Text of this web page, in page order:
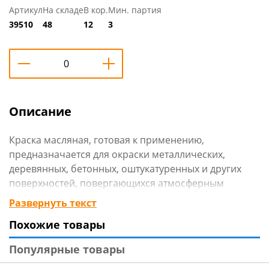
Артикул
39510
На складе
48
В кор.
12
Мин. партия
3
Описание
Краска масляная, готовая к применению,
предназначается для окраски металлических,
деревянных, бетонных, оштукатуренных и других
поверхностей, повергающихся атмосферным
воздействиям, а также для отделочных работ внутри
помещений.
Краску наносят валиком или кистью на сухую,
предварительно очищенную от пыли, жировых или
других загрязнений, ржавчины, окалины
Развернуть текст
Похожие товары
Популярные товары